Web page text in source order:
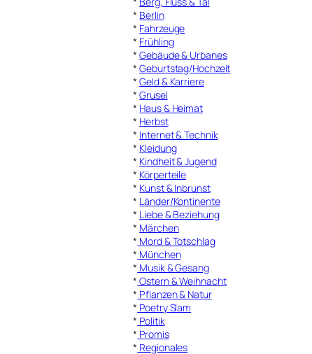
* Berlin
* Fahrzeuge
* Frühling
*Gebäude & Urbanes
*Geburtstag/Hochzeit
*Geld & Karriere
*Grusel
* Haus & Heimat
* Herbst
* Internet & Technik
* Kleidung
* Kindheit & Jugend
* Körperteile
* Kunst & Inbrunst
* Länder/Kontinente
* Liebe & Beziehung
* Märchen
* Mord & Totschlag
* München
* Musik & Gesang
* Ostern & Weihnacht
* Pflanzen & Natur
* Poetry Slam
* Politik
* Promis
* Regionales